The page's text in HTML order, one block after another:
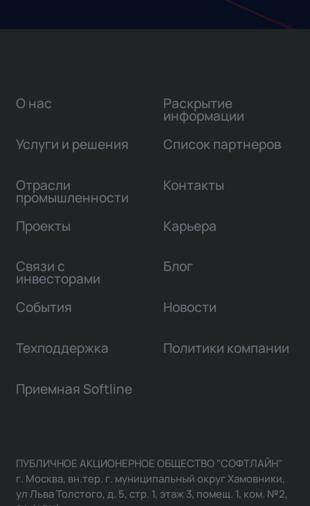
О нас
Услуги и решения
Отрасли
промышленности
Проекты
Связи с
инвесторами
Раскрытие
информации
Список партнеров
Контакты
Карьера
Блог
События Новости
Техподдержка Политики компании
Приемная Softline
ПУБЛИЧНОЕ АКЦИОНЕРНОЕ ОБЩЕСТВО "СОФТЛАЙН"
г. Москва, вн.тер. г. муниципальный округ Хамовники,
ул Льва Толстого, д. 5, стр. 1, этаж 3, помещ. 1, ком. №2,